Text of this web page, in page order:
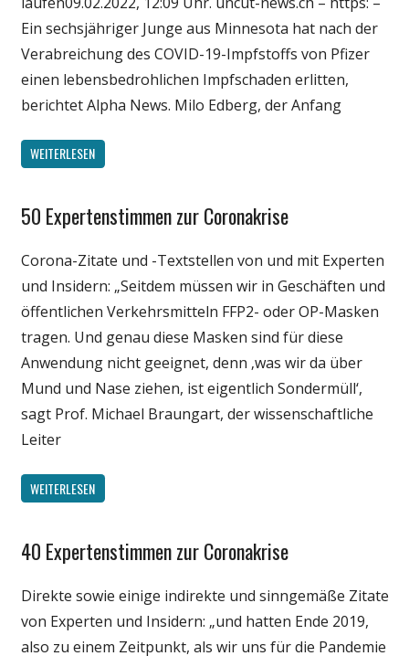
Ein sechsjähriger Junge aus Minnesota hat nach der
Verabreichung des COVID-19-Impfstoffs von Pfizer
einen lebensbedrohlichen Impfschaden erlitten,
berichtet Alpha News. Milo Edberg, der Anfang
WEITERLESEN
Gesellschaft
Politik
Wirtschaft
Wissenschaft
50 Expertenstimmen zur Coronakrise
Corona-Zitate und -Textstellen von und mit Experten
und Insidern: „Seitdem müssen wir in Geschäften und
öffentlichen Verkehrsmitteln FFP2- oder OP-Masken
tragen. Und genau diese Masken sind für diese
Anwendung nicht geeignet, denn ‚was wir da über
Mund und Nase ziehen, ist eigentlich Sondermüll‘,
sagt Prof. Michael Braungart, der wissenschaftliche
Leiter
WEITERLESEN
Gesellschaft
Politik
Wirtschaft
40 Expertenstimmen zur Coronakrise
Direkte sowie einige indirekte und sinngemäße Zitate
von Experten und Insidern: „und hatten Ende 2019,
also zu einem Zeitpunkt, als wir uns für die Pandemie